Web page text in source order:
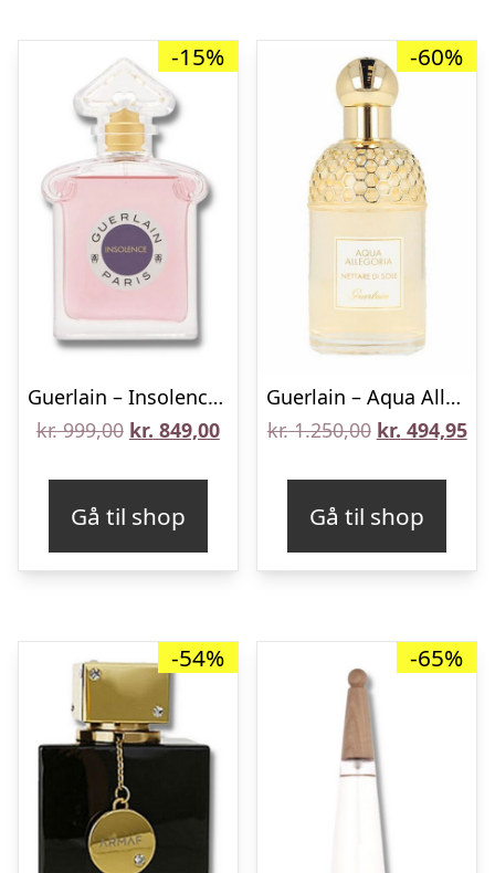
-15%
Guerlain – Insolence – 75 ml – Edt
kr.999,00 Den
kr. 999,00.
kr. 849,00Den
kr. 849,00.
Gå til shop
-60%
Guerlain – Aqua Allegoria Nettare Di Sole – 125 ml – Edt
kr.1.250,00 Den
kr. 1.250,00.
kr. 494,95
kr.
Gå til shop
-54% -65%